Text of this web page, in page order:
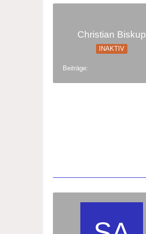
Christian Biskup
INAKTIV
Beiträge